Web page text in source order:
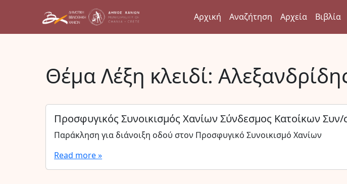
Αρχική Αναζήτηση Αρχεία Βιβλία
Θέμα Λέξη κλειδί:
Προσφυγικός Συνοικισμός Χανίων Σύνδεσμος Κατοίκων
Παράκληση για διάνοιξη οδού στον Προσφυγικό Συνοικισμό Χανίων
Read more »